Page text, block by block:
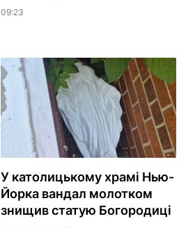
09:23
У католицькому храмі Нью-
Йорка вандал молотком
знищив статую Богородиці